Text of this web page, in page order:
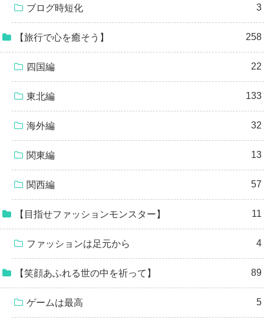
ブログ時短化 3
【旅行で心を癒そう】 258
四国編 22
東北編 133
海外編 32
関東編 13
関西編 57
【目指せファッションモンスター】 11
ファッションは足元から 4
【笑顔あふれる世の中を祈って】 89
ゲームは最高 5